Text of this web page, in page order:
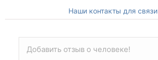
Наши контакты для связи
Добавить отзыв о человеке!